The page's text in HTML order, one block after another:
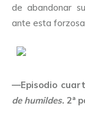
de abandonar
ante esta
—Episodio
de humildes. 2ª